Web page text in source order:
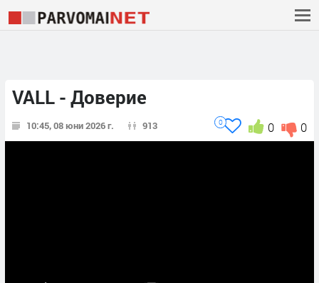
VALL - Доверие
10:45, 08 юни 2026 г. 913 0
0
0